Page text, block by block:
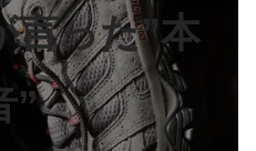
言った”本
”